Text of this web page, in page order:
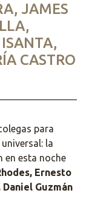
JAMES
CASTRO
para
la
en esta noche
Ernesto
Guzmán